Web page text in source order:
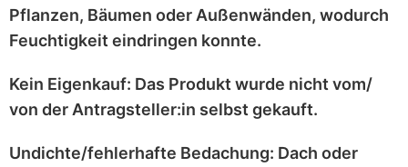
Pflanzen, Bäumen oder Außenwänden, wodurch
Feuchtigkeit eindringen konnte.
Kein Eigenkauf: Das Produkt wurde nicht vom/
von der Antragsteller:in selbst gekauft.
Undichte/fehlerhafte Bedachung: Dach oder